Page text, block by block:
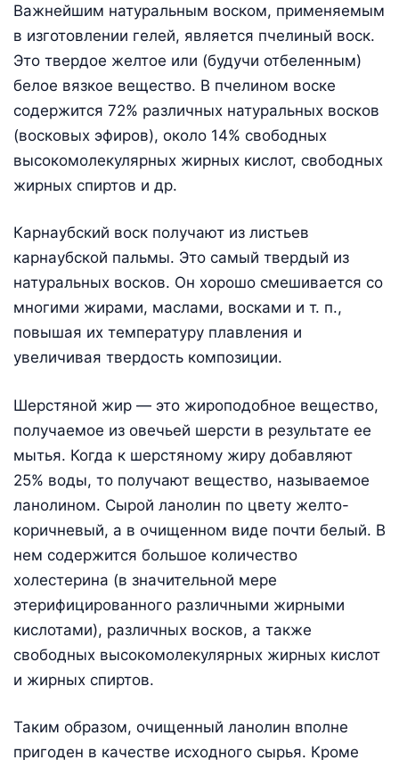
Важнейшим натуральным воском, применяемым
в изготовлении гелей, является пчелиный воск.
Это твердое желтое или (будучи отбеленным)
белое вязкое вещество. В пчелином воске
содержится 72% различных натуральных восков
(восковых эфиров), около 14% свободных
высокомолекулярных жирных кислот, свободных
жирных спиртов и др.
Карнаубский воск получают из листьев
карнаубской пальмы. Это самый твердый из
натуральных восков. Он хорошо смешивается со
многими жирами, маслами, восками и т. п.,
повышая их температуру плавления и
увеличивая твердость композиции.
Шерстяной жир — это жироподобное вещество,
получаемое из овечьей шерсти в результате ее
мытья. Когда к шерстяному жиру добавляют
25% воды, то получают вещество, называемое
ланолином. Сырой ланолин по цвету желто-
коричневый, а в очищенном виде почти белый. В
нем содержится большое количество
холестерина (в значительной мере
этерифицированного различными жирными
кислотами), различных восков, а также
свободных высокомолекулярных жирных кислот
и жирных спиртов.
Таким образом, очищенный ланолин вполне
пригоден в качестве исходного сырья. Кроме